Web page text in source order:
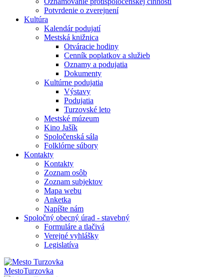
Potvrdenie o zverejnení
Kultúra
Kalendár podujatí
Mestská knižnica
Otváracie hodiny
Cenník poplatkov a služieb
Oznamy a podujatia
Dokumenty
Kultúrne podujatia
Výstavy
Podujatia
Turzovské leto
Mestské múzeum
Kino Jašík
Spoločenská sála
Folklórne súbory
Kontakty
Kontakty
Zoznam osôb
Zoznam subjektov
Mapa webu
Anketka
Napíšte nám
Spoločný obecný úrad - stavebný
Formuláre a tlačivá
Verejné vyhlášky
Legislatíva
MestoTurzovka